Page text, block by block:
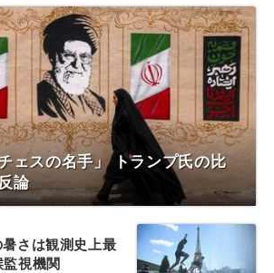
ェスの名手」 トランプ氏の比
論
さは観測史上最
視機関